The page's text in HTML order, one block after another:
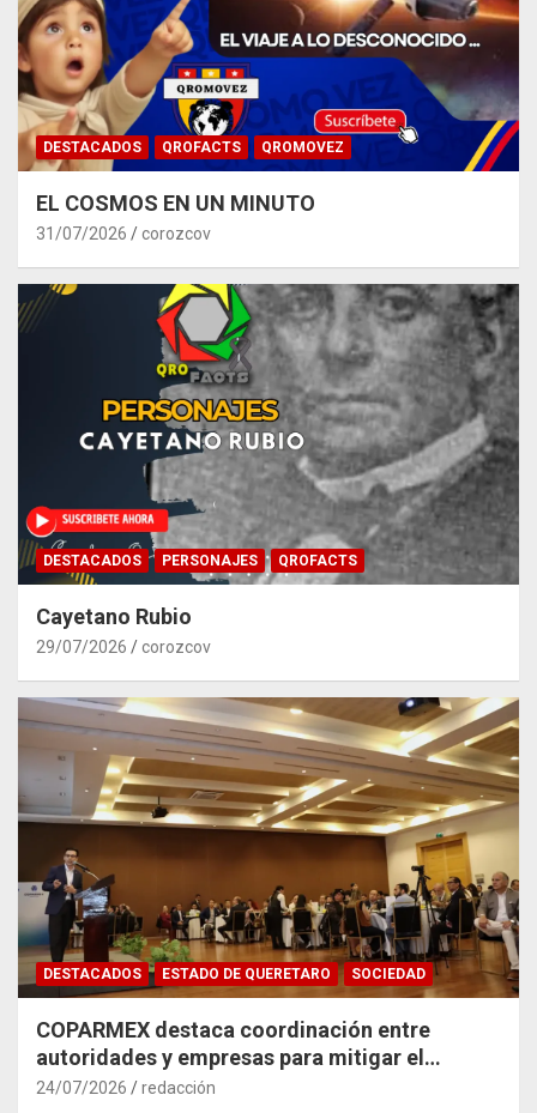
DESTACADOS QROFACTS QROMOVEZ
EL COSMOS EN UN MINUTO
31/07/2026 corozcov
DESTACADOS PERSONAJES QROFACTS
Cayetano Rubio
29/07/2026 corozcov
DESTACADOS ESTADO DE QUERETARO SOCIEDAD
COPARMEX destaca coordinación entre
autoridades y empresas para mitigar el
impacto del Tren México–Querétaro
24/07/2026 redacción